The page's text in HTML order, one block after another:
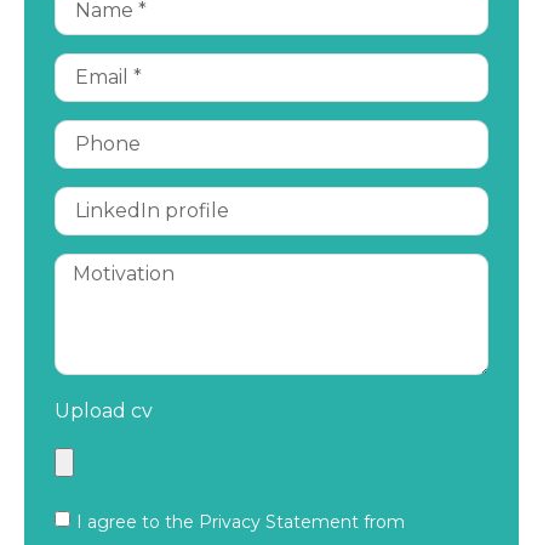
Upload cv
I agree to the Privacy Statement from